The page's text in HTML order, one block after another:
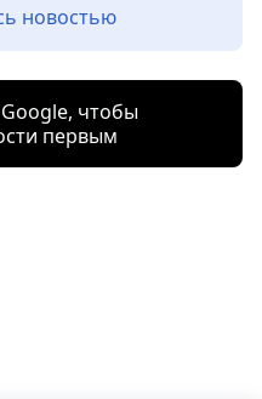
новостью
чтобы
первым